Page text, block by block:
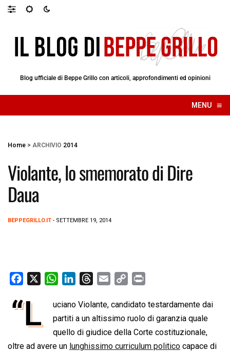
Blog ufficiale di Beppe Grillo con articoli, approfondimenti ed opinioni
MENU ≡
☰
Home > ARCHIVIO 2014
Violante, lo smemorato di Dire
Daua
BEPPEGRILLO.IT - SETTEMBRE 19, 2014
c
o
W
a
t
s
A
n
k
e
d
r
e
a
d
a
i
l
p
y
L
i
i
n
t
“L
uciano Violante, candidato testardamente dai
partiti a un altissimo ruolo di garanzia quale
quello di giudice della Corte costituzionale,
oltre ad avere un lunghissimo curriculum politico capace di